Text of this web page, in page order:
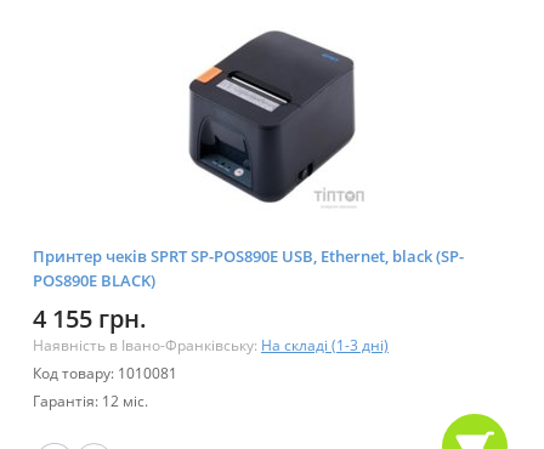
Принтер чеків SPRT SP-POS890E USB, Ethernet, black (SP-
POS890E BLACK)
4 155 грн.
Наявність в Івано-Франківську: На складі (1-3 дні)
Код товару: 1010081
Гарантія: 12 міс.